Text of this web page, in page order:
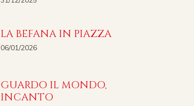
LA BEFANA IN PIAZZA
06/01/2026
GUARDO IL MONDO,
INCANTO